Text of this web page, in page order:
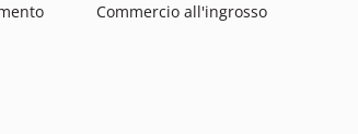
Commercio all'ingrosso